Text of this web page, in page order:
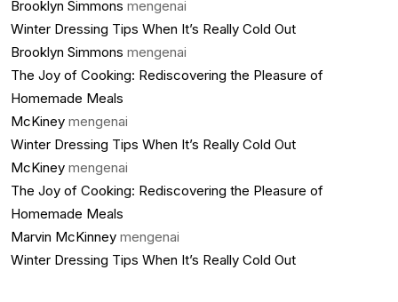
Brooklyn Simmons mengenai
Winter Dressing Tips When It’s Really Cold Out
Brooklyn Simmons mengenai
The Joy of Cooking: Rediscovering the Pleasure of
Homemade Meals
McKiney mengenai
Winter Dressing Tips When It’s Really Cold Out
McKiney mengenai
The Joy of Cooking: Rediscovering the Pleasure of
Homemade Meals
Marvin McKinney mengenai
Winter Dressing Tips When It’s Really Cold Out